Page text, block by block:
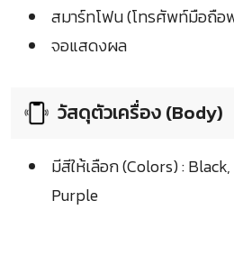
สมาร์ทโฟน (โทรศัพท์มือถือ
จอแสดงผล
วัสดุตัวเครื่อง (Body)
มีสีให้เลือก (Colors) :
Purple